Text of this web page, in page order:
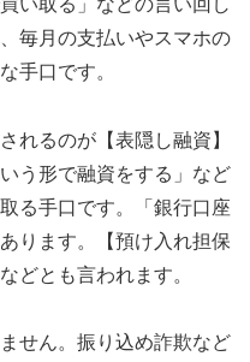
毎月の支払いやスマホの
手口です。
れるのが【表隠し融資】
う形で融資をする」など
る手口です。「銀行口座
ります。【預け入れ担保
どとも言われます。
せん。振り込め詐欺など